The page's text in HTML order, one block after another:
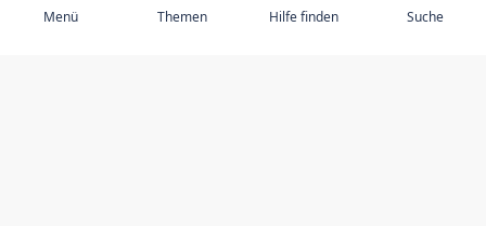
Menü Themen Hilfe finden Suche